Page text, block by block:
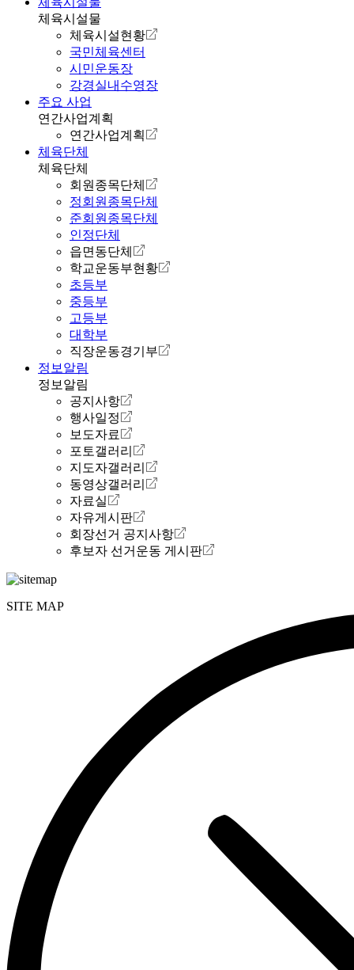
체육시설물
체육시설현황
국민체육센터
시민운동장
강경실내수영장
주요 사업
연간사업계획
연간사업계획
체육단체
체육단체
회원종목단체
정회원종목단체
준회원종목단체
인정단체
읍면동단체
학교운동부현황
초등부
중등부
고등부
대학부
직장운동경기부
정보알림
정보알림
공지사항
행사일정
보도자료
포토갤러리
지도자갤러리
동영상갤러리
자료실
자유게시판
회장선거 공지사항
후보자 선거운동 게시판
SITE MAP